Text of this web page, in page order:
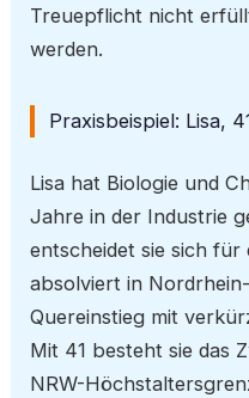
Treuepflicht nicht
werden.
Praxisbeispiel: Lisa,
Lisa hat Biologie und
Jahre in der Industrie
entscheidet sie sich für
absolviert in
Quereinstieg mit
Mit 41 besteht sie das
NRW-